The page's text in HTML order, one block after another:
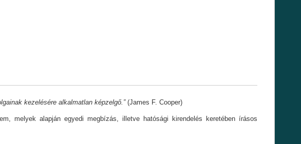
kezelésére alkalmatlan képzelgő.”(James F. Cooper)
melyek alapján egyedi megbízás, illetve hatósági kirendelés keretében írásos